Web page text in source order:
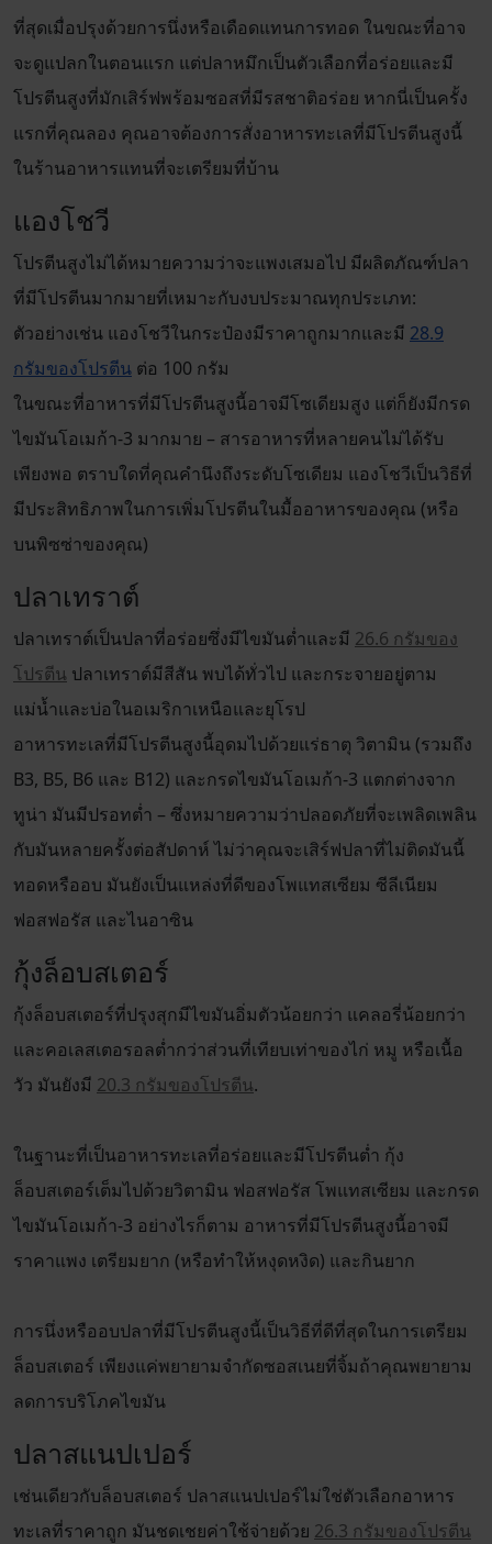
ที่สุดเมื่อปรุงด้วยการนึ่งหรือเดือดแทนการทอด ในขณะที่อาจ
จะดูแปลกในตอนแรก แต่ปลาหมึกเป็นตัวเลือกที่อร่อยและมี
โปรตีนสูงที่มักเสิร์ฟพร้อมซอสที่มีรสชาติอร่อย หากนี่เป็นครั้ง
แรกที่คุณลอง คุณอาจต้องการสั่งอาหารทะเลที่มีโปรตีนสูงนี้
ในร้านอาหารแทนที่จะเตรียมที่บ้าน
แองโชวี
โปรตีนสูงไม่ได้หมายความว่าจะแพงเสมอไป มีผลิตภัณฑ์ปลา
ที่มีโปรตีนมากมายที่เหมาะกับงบประมาณทุกประเภท:
ตัวอย่างเช่น แองโชวีในกระป๋องมีราคาถูกมากและมี 28.9
กรัมของโปรตีน ต่อ 100 กรัม
ในขณะที่อาหารที่มีโปรตีนสูงนี้อาจมีโซเดียมสูง แต่ก็ยังมีกรด
ไขมันโอเมก้า-3 มากมาย – สารอาหารที่หลายคนไม่ได้รับ
เพียงพอ ตราบใดที่คุณคำนึงถึงระดับโซเดียม แองโชวีเป็นวิธีที่
มีประสิทธิภาพในการเพิ่มโปรตีนในมื้ออาหารของคุณ (หรือ
บนพิซซ่าของคุณ)
ปลาเทราต์
ปลาเทราต์เป็นปลาที่อร่อยซึ่งมีไขมันต่ำและมี 26.6 กรัมของ
โปรตีน ปลาเทราต์มีสีสัน พบได้ทั่วไป และกระจายอยู่ตาม
แม่น้ำและบ่อในอเมริกาเหนือและยุโรป
อาหารทะเลที่มีโปรตีนสูงนี้อุดมไปด้วยแร่ธาตุ วิตามิน (รวมถึง
B3, B5, B6 และ B12) และกรดไขมันโอเมก้า-3 แตกต่างจาก
ทูน่า มันมีปรอทต่ำ – ซึ่งหมายความว่าปลอดภัยที่จะเพลิดเพลิน
กับมันหลายครั้งต่อสัปดาห์ ไม่ว่าคุณจะเสิร์ฟปลาที่ไม่ติดมันนี้
ทอดหรืออบ มันยังเป็นแหล่งที่ดีของโพแทสเซียม ซีลีเนียม
ฟอสฟอรัส และไนอาซิน
กุ้งล็อบสเตอร์
กุ้งล็อบสเตอร์ที่ปรุงสุกมีไขมันอิ่มตัวน้อยกว่า แคลอรี่น้อยกว่า
และคอเลสเตอรอลต่ำกว่าส่วนที่เทียบเท่าของไก่ หมู หรือเนื้อ
วัว มันยังมี 20.3 กรัมของโปรตีน.
ในฐานะที่เป็นอาหารทะเลที่อร่อยและมีโปรตีนต่ำ กุ้ง
ล็อบสเตอร์เต็มไปด้วยวิตามิน ฟอสฟอรัส โพแทสเซียม และกรด
ไขมันโอเมก้า-3 อย่างไรก็ตาม อาหารที่มีโปรตีนสูงนี้อาจมี
ราคาแพง เตรียมยาก (หรือทำให้หงุดหงิด) และกินยาก
การนึ่งหรืออบปลาที่มีโปรตีนสูงนี้เป็นวิธีที่ดีที่สุดในการเตรียม
ล็อบสเตอร์ เพียงแค่พยายามจำกัดซอสเนยที่จิ้มถ้าคุณพยายาม
ลดการบริโภคไขมัน
ปลาสแนปเปอร์
เช่นเดียวกับล็อบสเตอร์ ปลาสแนปเปอร์ไม่ใช่ตัวเลือกอาหาร
ทะเลที่ราคาถูก มันชดเชยค่าใช้จ่ายด้วย 26.3 กรัมของโปรตีน